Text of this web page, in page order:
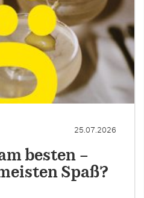
25.07.2026
besten –
Spaß?